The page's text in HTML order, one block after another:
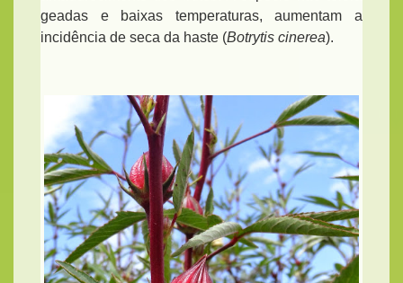
geadas e baixas temperaturas, aumentam a
incidência de seca da haste (Botrytis cinerea).